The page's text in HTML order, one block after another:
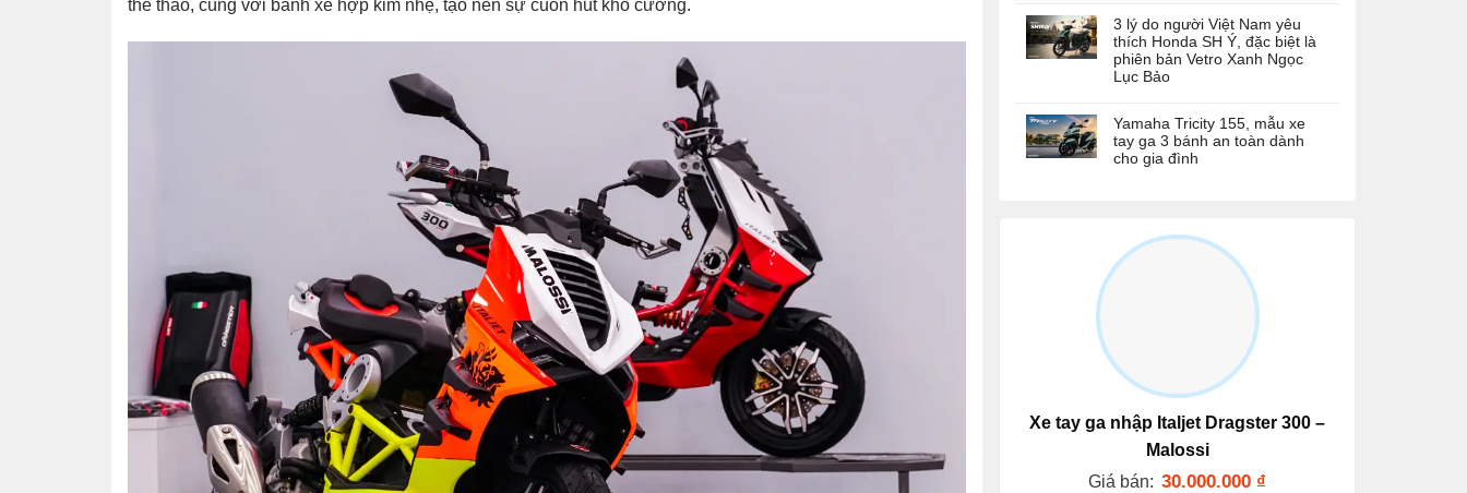
thể thao, cùng với bánh xe hợp kim nhẹ, tạo nên sự cuốn hút khó cưỡng.
3 lý do người Việt Nam yêu
thích Honda SH Ý, đặc biệt là
phiên bản Vetro Xanh Ngọc
Lục Bảo
Yamaha Tricity 155, mẫu xe
tay ga 3 bánh an toàn dành
cho gia đình
Xe tay ga nhập Italjet Dragster 300 –
Malossi
Giá bán: 30.000.000 ₫